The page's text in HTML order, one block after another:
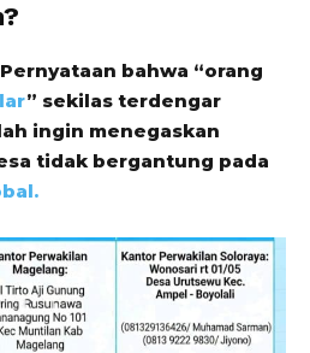
bahwa “orang
” sekilas terdengar
ingin menegaskan
tidak bergantung pada